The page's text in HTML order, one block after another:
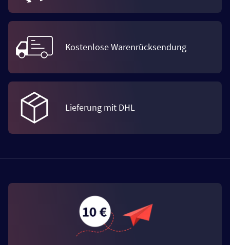
Kostenlose Warenrücksendung
Lieferung mit DHL